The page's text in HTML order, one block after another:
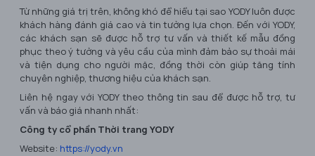
Từ những giá trị trên, không khó để hiểu tại sao YODY luôn được
khách hàng đánh giá cao và tin tưởng lựa chọn. Đến với YODY,
các khách sạn sẽ được hỗ trợ tư vấn và thiết kế mẫu đồng
phục theo ý tưởng và yêu cầu của mình đảm bảo sự thoải mái
và tiện dụng cho người mặc, đồng thời còn giúp tăng tính
chuyên nghiệp, thương hiệu của khách sạn.
Liên hệ ngay với YODY theo thông tin sau để được hỗ trợ, tư
vấn và báo giá nhanh nhất:
Công ty cổ phần Thời trang YODY
Website: https://yody.vn